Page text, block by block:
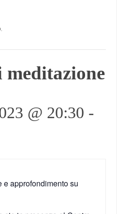
@ 20:30 -
e approfondimento su